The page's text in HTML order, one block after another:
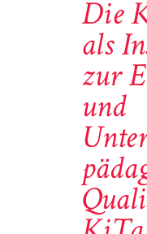
Die
als
zur
und